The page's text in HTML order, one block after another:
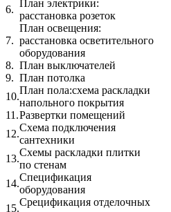
6.
План электрики:
расстановка розеток
7.
План освещения:
расстановка осветительного
оборудования
8. План выключателей
9. План потолка
10.
План пола:схема раскладки
напольного покрытия
11.Развертки помещений
12.
Схема подключения
сантехники
13.
Схемы раскладки плитки
по стенам
14.
Спецификация
оборудования
15.
Срецификация отделочных